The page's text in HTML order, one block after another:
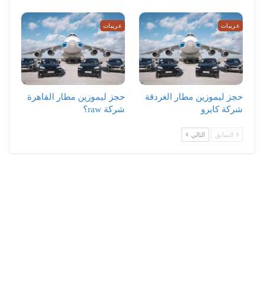
عربيات
حجز ليموزين مطار الغردقة
شركة كايرو
عربيات
حجز ليموزين مطار القاهرة
شركة raw؟
السابق التالي